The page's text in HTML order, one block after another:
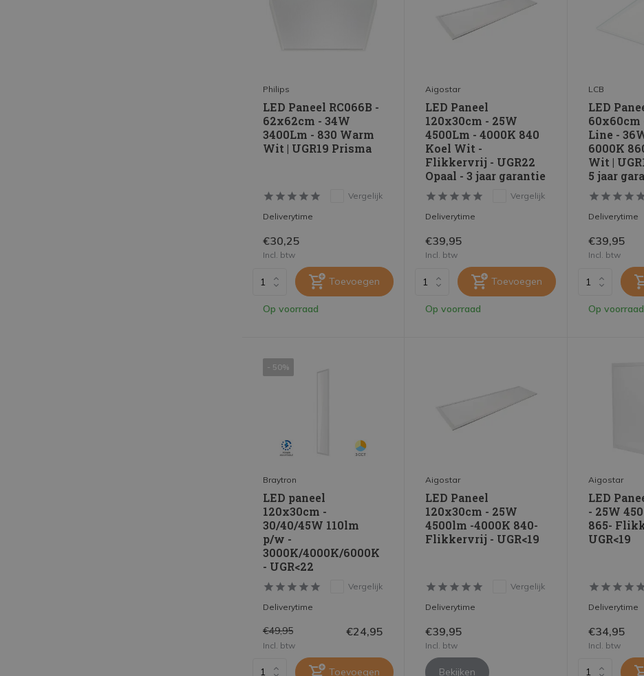
Philips
LED Paneel RC066B -
62x62cm - 34W
3400Lm - 830 Warm
Wit | UGR19 Prisma
Vergelijk
Deliverytime
€30,25
Incl. btw
Toevoegen
Op voorraad
Aigostar
LED Paneel
120x30cm - 25W
4500Lm - 4000K 840
Koel Wit -
Flikkervrij - UGR22
Opaal - 3 jaar garantie
Vergelijk
Deliverytime
€39,95
Incl. btw
Toevoegen
Op voorraad
LCB
LED
60x60cm
Line -
6000K
Wit |
5 jaar
Deliverytime
€39,95
Incl. btw
Op voorraad
- 50%
Braytron
LED paneel
120x30cm -
30/40/45W 110lm
p/w -
3000K/4000K/6000K
- UGR<22
Vergelijk
Deliverytime
€49,95 €24,95
Incl. btw
Toevoegen
Aigostar
LED Paneel
120x30cm - 25W
4500lm -4000K 840-
Flikkervrij - UGR<19
Vergelijk
Deliverytime
€39,95
Incl. btw
Bekijken
Aigostar
LED
- 25W
865-
UGR<19
Deliverytime
€34,95
Incl. btw